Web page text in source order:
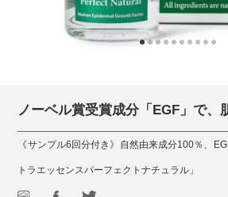
ノーベル賞受賞成分「EGF」で、
《サンプル6回分付き》自然由来成分100％、
トラエッセンスパーフェクトナチュラル」